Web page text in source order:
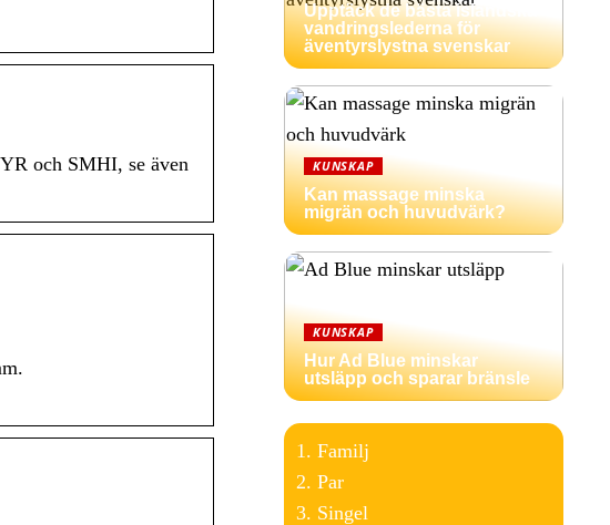
och SMHI, se även
Upptäck de bästa isländska
vandringslederna för
äventyrslystna svenskar
KUNSKAP
Kan massage minska
migrän och huvudvärk?
KUNSKAP
Hur Ad Blue minskar
utsläpp och sparar bränsle
Familj
Par
Singel